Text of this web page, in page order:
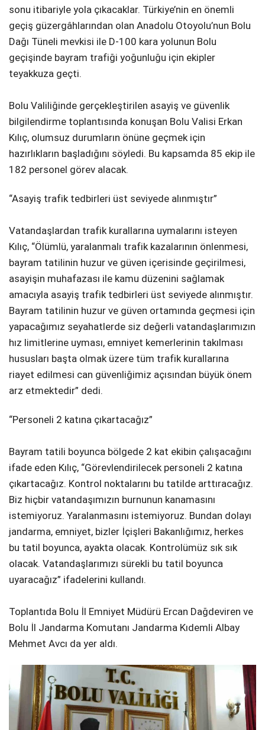
sonu itibariyle yola çıkacaklar. Türkiye’nin en önemli
geçiş güzergâhlarından olan Anadolu Otoyolu’nun Bolu
Dağı Tüneli mevkisi ile D-100 kara yolunun Bolu
geçişinde bayram trafiği yoğunluğu için ekipler
teyakkuza geçti.
Bolu Valiliğinde gerçekleştirilen asayiş ve güvenlik
bilgilendirme toplantısında konuşan Bolu Valisi Erkan
Kılıç, olumsuz durumların önüne geçmek için
hazırlıkların başladığını söyledi. Bu kapsamda 85 ekip ile
182 personel görev alacak.
“Asayiş trafik tedbirleri üst seviyede alınmıştır”
Vatandaşlardan trafik kurallarına uymalarını isteyen
Kılıç, “Ölümlü, yaralanmalı trafik kazalarının önlenmesi,
bayram tatilinin huzur ve güven içerisinde geçirilmesi,
asayişin muhafazası ile kamu düzenini sağlamak
amacıyla asayiş trafik tedbirleri üst seviyede alınmıştır.
Bayram tatilinin huzur ve güven ortamında geçmesi için
yapacağımız seyahatlerde siz değerli vatandaşlarımızın
hız limitlerine uyması, emniyet kemerlerinin takılması
hususları başta olmak üzere tüm trafik kurallarına
riayet edilmesi can güvenliğimiz açısından büyük önem
arz etmektedir” dedi.
“Personeli 2 katına çıkartacağız”
Bayram tatili boyunca bölgede 2 kat ekibin çalışacağını
ifade eden Kılıç, “Görevlendirilecek personeli 2 katına
çıkartacağız. Kontrol noktalarını bu tatilde arttıracağız.
Biz hiçbir vatandaşımızın burnunun kanamasını
istemiyoruz. Yaralanmasını istemiyoruz. Bundan dolayı
jandarma, emniyet, bizler İçişleri Bakanlığımız, herkes
bu tatil boyunca, ayakta olacak. Kontrolümüz sık sık
olacak. Vatandaşlarımızı sürekli bu tatil boyunca
uyaracağız” ifadelerini kullandı.
Toplantıda Bolu İl Emniyet Müdürü Ercan Dağdeviren ve
Bolu İl Jandarma Komutanı Jandarma Kıdemli Albay
Mehmet Avcı da yer aldı.